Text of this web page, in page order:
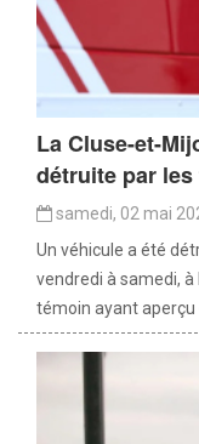
La Cluse-et-
détruite par
samedi, 02 mai
Un véhicule a été
vendredi à samedi,
témoin ayant aperçu